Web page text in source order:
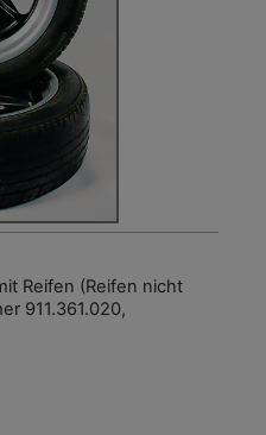
Reifen (Reifen nicht
911.361.020,